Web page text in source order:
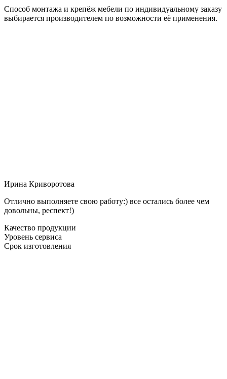
Способ монтажа и крепёж мебели по индивидуальному заказу
выбирается производителем по возможности её применения.
Ирина Криворотова
Отлично выполняете свою работу:) все остались более чем
довольны, респект!)
Качество продукции
Уровень сервиса
Срок изготовления